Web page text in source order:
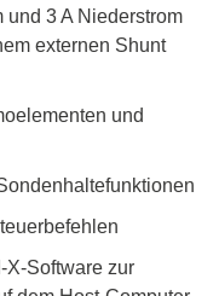
und 3 A Niederstrom
externen Shunt
und
X-Software zur